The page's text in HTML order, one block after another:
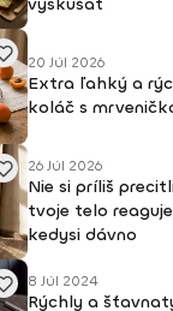
20 Júl 2026
Extra ľahký a
koláč s
26 Júl 2026
Nie si príliš
tvoje telo
kedysi dávno
8 Júl 2024
Rýchly a